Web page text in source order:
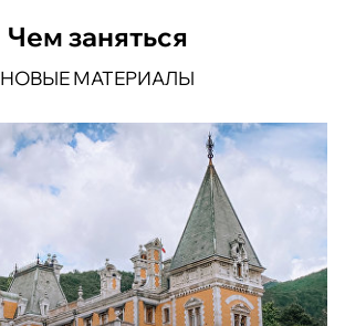
Чем заняться
НОВЫЕ МАТЕРИАЛЫ